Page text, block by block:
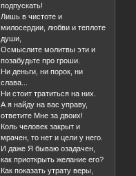
подпускать!
Лишь в чистоте и
милосердии, любви и теплоте
души,
Осмыслите молитвы эти и
позабудьте про гроши.
Ни деньги, ни порок, ни
слава...
Ни стоит тратиться на них.
А я найду на вас управу,
ответите Мне за двоих!
Коль человек закрыт и
мрачен, то нет и цели у него.
И даже Я бываю озадачен,
как приоткрыть желание его?
Как показать утрату веры,